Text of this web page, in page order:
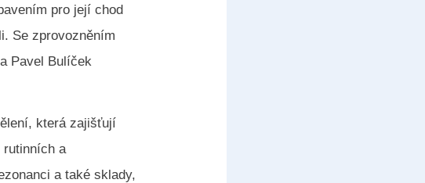
pro její chod
Se zprovozněním
Pavel Bulíček
která zajišťují
rutinních a
a také sklady,